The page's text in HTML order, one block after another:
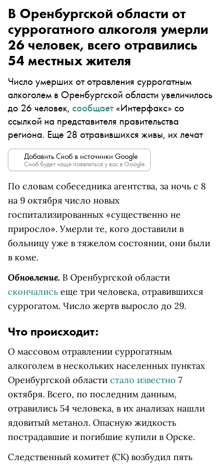
В Оренбургской области от
суррогатного алкоголя умерли
26 человек, всего отравились
54 местных жителя
Число умерших от отравления суррогатным
алкоголем в Оренбургской области увеличилось
до 26 человек, сообщает«Интерфакс» со
ссылкой на представителя правительства
региона. Еще 28 отравившихся живы, их лечат
Добавить Сноб в источники Google
Сноб будет чаще появляться у вас в Google.
По словам собеседника агентства, за ночь с 8
на 9 октября число новых
госпитализированных «существенно не
приросло». Умерли те, кого доставили в
больницу уже в тяжелом состоянии, они были
в коме.
Обновление. В Оренбургской области
скончались еще три человека, отравившихся
суррогатом. Число жертв выросло до 29.
Что происходит:
О массовом отравлении суррогатным
алкоголем в нескольких населенных пунктах
Оренбургской области стало известно 7
октября. Всего, по последним данным,
отравились 54 человека, в их анализах нашли
ядовитый метанол. Опасную жидкость
пострадавшие и погибшие купили в Орске.
Следственный комитет (СК) возбудил пять